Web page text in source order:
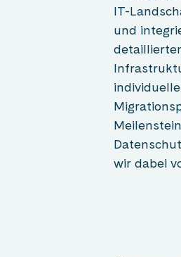
IT-
und
wir dabei